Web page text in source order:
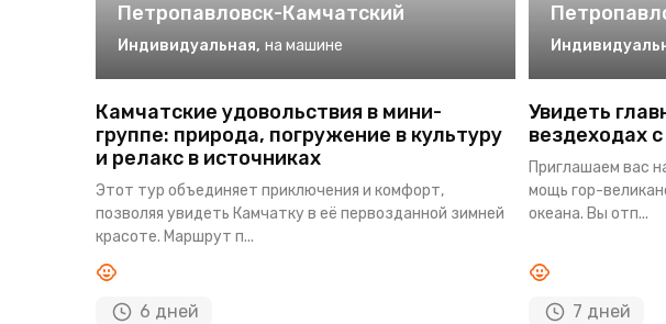
Петропавловск-Камчатский
Индивидуальная, на машине
Камчатские удовольствия в мини-
группе: природа, погружение в культуру
и релакс в источниках
Этот тур объединяет приключения и комфорт,
позволяя увидеть Камчатку в её первозданной зимней
красоте. Маршрут п...
6 дней
Увидеть
вездеходах
Приглашаем вас
мощь гор-
океана. Вы отп...
7 дней